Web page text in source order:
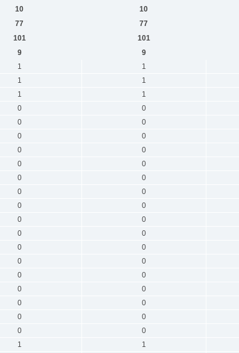
10 10
77 77
101 101
9 9
1 1
1 1
1 1
0 0
0 0
0 0
0 0
0 0
0 0
0 0
0 0
0 0
0 0
0 0
0 0
0 0
0 0
0 0
0 0
0 0
1 1